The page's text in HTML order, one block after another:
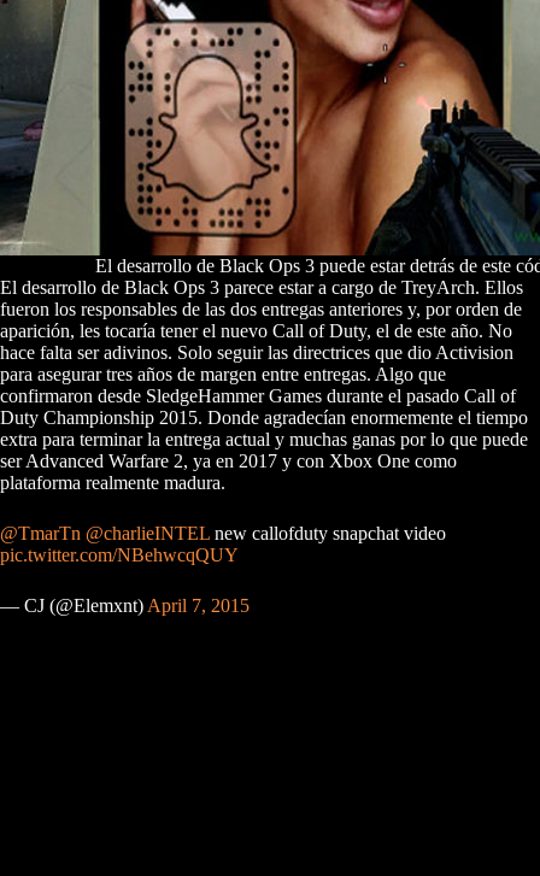
El desarrollo de Black Ops 3 puede estar detrás de este
El desarrollo de Black Ops 3 parece estar a cargo de TreyArch. Ellos
fueron los responsables de las dos entregas anteriores y, por orden de
aparición, les tocaría tener el nuevo Call of Duty, el de este año. No
hace falta ser adivinos. Solo seguir las directrices que dio Activision
para asegurar tres años de margen entre entregas. Algo que
confirmaron desde SledgeHammer Games durante el pasado Call of
Duty Championship 2015. Donde agradecían enormemente el tiempo
extra para terminar la entrega actual y muchas ganas por lo que puede
ser Advanced Warfare 2, ya en 2017 y con Xbox One como
plataforma realmente madura.
@TmarTn @charlieINTEL new callofduty snapchat video
pic.twitter.com/NBehwcqQUY
— CJ (@Elemxnt) April 7, 2015